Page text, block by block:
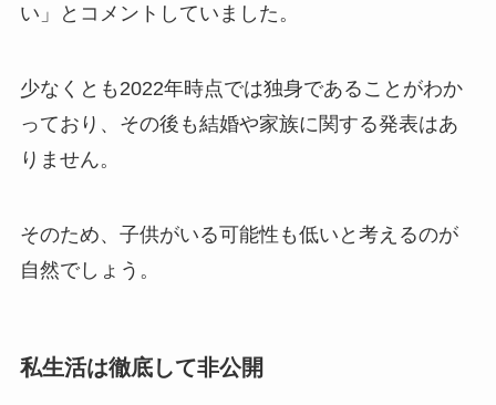
い」とコメントしていました。
少なくとも2022年時点では独身であることがわか
っており、その後も結婚や家族に関する発表はあ
りません。
そのため、子供がいる可能性も低いと考えるのが
自然でしょう。
私生活は徹底して非公開